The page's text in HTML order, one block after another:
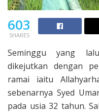
603
SHARES
Seminggu yang
dikejutkan dengan
ramai iaitu
sebenarnya Syed
pada usia 32 tahun.